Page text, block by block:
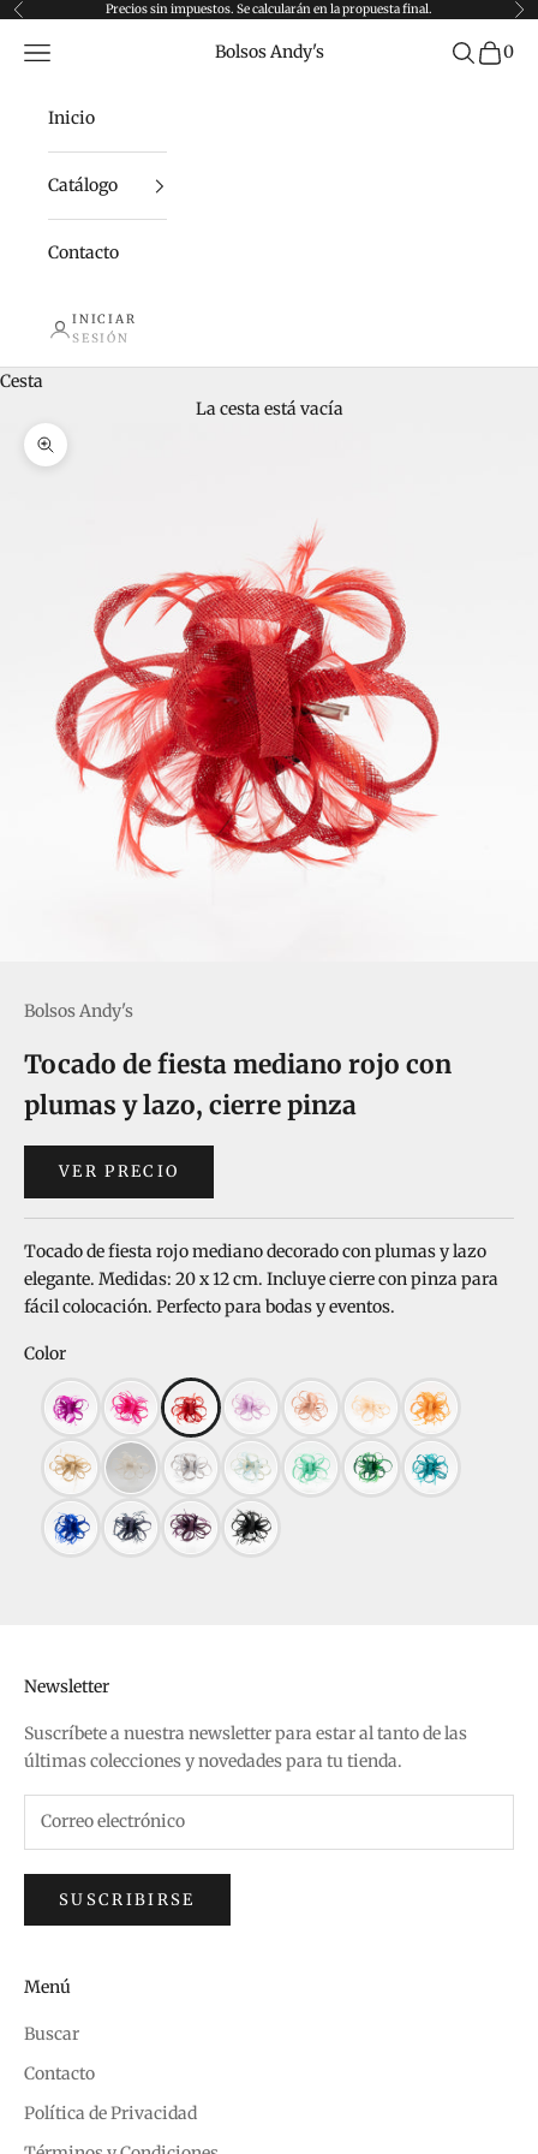
Ir al contenido
Anterior Precios sin impuestos. Se calcularán en la propuesta final.
Bolsos Andy's
Menú Buscar0
Inicio
Catálogo
Contacto
INICIAR
SESIÓN
Cesta
La cesta está vacía
Zoom
Bolsos Andy's
Tocado de fiesta mediano rojo con
plumas y lazo, cierre pinza
VER PRECIO
Tocado de fiesta rojo mediano decorado con plumas y lazo
elegante. Medidas: 20 x 12 cm. Incluye cierre con pinza para
fácil colocación. Perfecto para bodas y eventos.
Color
Newsletter
Suscríbete a nuestra newsletter para estar al tanto de las
últimas colecciones y novedades para tu tienda.
SUSCRIBIRSE
Menú
Buscar
Contacto
Política de Privacidad